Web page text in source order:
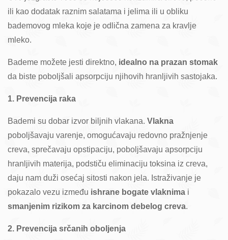
ili kao dodatak raznim salatama i jelima ili u obliku
bademovog mleka koje je odlična zamena za kravlje
mleko.
Bademe možete jesti direktno, idealno na prazan stomak
da biste poboljšali apsorpciju njihovih hranljivih sastojaka.
1. Prevencija raka
Bademi su dobar izvor biljnih vlakana. Vlakna
poboljšavaju varenje, omogućavaju redovno pražnjenje
creva, sprečavaju opstipaciju, poboljšavaju apsorpciju
hranljivih materija, podstiču eliminaciju toksina iz creva,
daju nam duži osećaj sitosti nakon jela. Istraživanje je
pokazalo vezu između ishrane bogate vlaknima i
smanjenim rizikom za karcinom debelog creva.
2. Prevencija srčanih oboljenja